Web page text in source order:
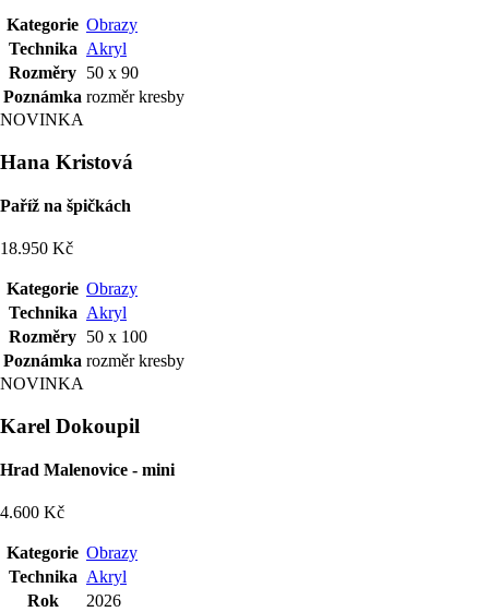
Kategorie Obrazy
Technika Akryl
Rozměry 50 x 90
Poznámka rozměr kresby
NOVINKA
Hana Kristová
Paříž na špičkách
18.950 Kč
Kategorie Obrazy
Technika Akryl
Rozměry 50 x 100
Poznámka rozměr kresby
NOVINKA
Karel Dokoupil
Hrad Malenovice - mini
4.600 Kč
Kategorie Obrazy
Technika Akryl
Rok
2026